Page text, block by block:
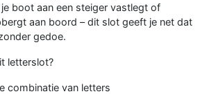
boot aan een steiger vastlegt of
aan boord – dit slot geeft je net dat
gedoe.
letterslot?
combinatie van letters